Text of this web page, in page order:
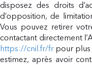
disposez des droits
d’opposition, de
Vous pouvez retirer
contactant directement
https://cnil.fr/fr pour plus
estimez, après avoir